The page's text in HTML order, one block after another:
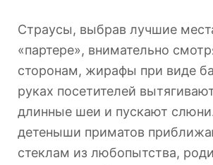
Страусы, выбрав лучшие
«партере», внимательно
сторонам, жирафы при виде
руках посетителей
длинные шеи и пускают
детеныши приматов
стеклам из любопытства,